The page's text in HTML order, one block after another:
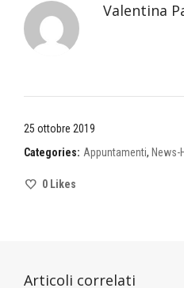
Valentina
25 ottobre 2019
Categories: Appuntamenti, News-
0 Likes
Articoli correlati